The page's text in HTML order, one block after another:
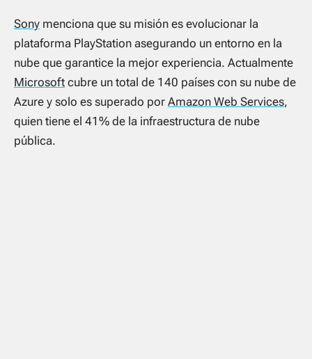
Sony menciona que su misión es evolucionar la
plataforma PlayStation asegurando un entorno en la
nube que garantice la mejor experiencia. Actualmente
Microsoft cubre un total de 140 países con su nube de
Azure y solo es superado por Amazon Web Services,
quien tiene el 41% de la infraestructura de nube
pública.